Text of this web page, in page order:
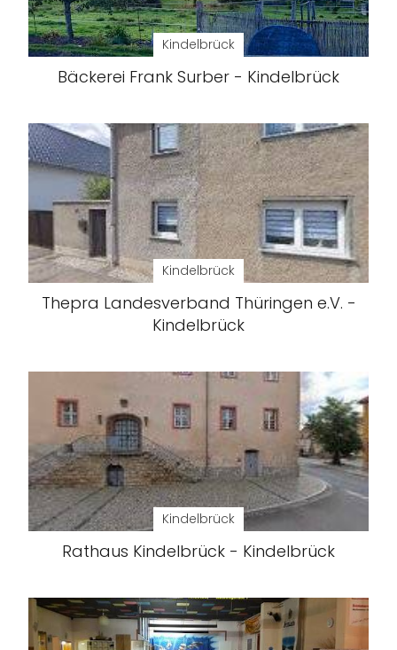
Kindelbrück
Bäckerei Frank Surber - Kindelbrück
Kindelbrück
Thepra Landesverband Thüringen e.V. -
Kindelbrück
Kindelbrück
Rathaus Kindelbrück - Kindelbrück